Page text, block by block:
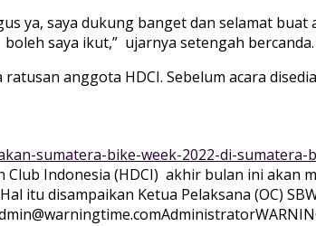
ya, saya dukung banget dan selamat
saya ikut,” ujarnya setengah bercanda.
anggota HDCI. Sebelum acara
sumatera-bike-week-2022-di-sumatera-
Club Indonesia (HDCI) akhir bulan ini akan
itu disampaikan Ketua Pelaksana (OC)
Administrator